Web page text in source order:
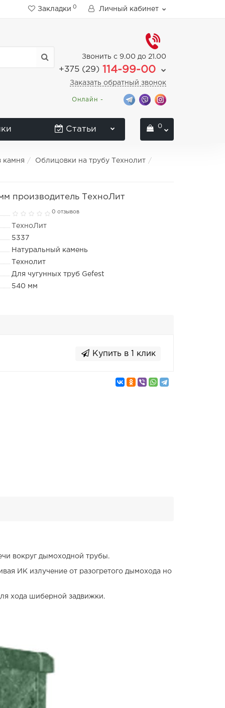
Закладки 0 Личный кабинет
Звонить с 9.00 до 21.00
+375 (29) 114-99-00
Заказать обратный звонок
Онлайн -
Статьи 0
камня
Облицовки на трубу Технолит
производитель ТехноЛит
0 отзывов
ТехноЛит
5337
Натуральный камень
Технолит
Для чугунных труб Gefest
540 мм
Купить в 1 клик
вокруг дымоходной трубы.
ИК излучение от разогретого дымохода но
хода шиберной задвижки.